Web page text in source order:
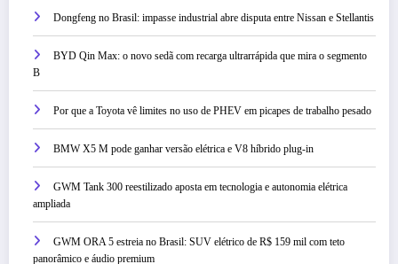
Dongfeng no Brasil: impasse industrial abre disputa entre Nissan e Stellantis
BYD Qin Max: o novo sedã com recarga ultrarrápida que mira o segmento
B
Por que a Toyota vê limites no uso de PHEV em picapes de trabalho pesado
BMW X5 M pode ganhar versão elétrica e V8 híbrido plug-in
GWM Tank 300 reestilizado aposta em tecnologia e autonomia elétrica
ampliada
GWM ORA 5 estreia no Brasil: SUV elétrico de R$ 159 mil com teto
panorâmico e áudio premium